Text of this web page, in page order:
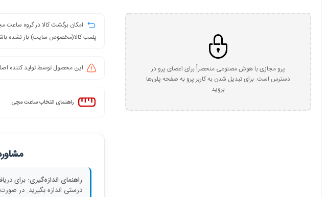
پرو مجازی با هوش مصنوعی منحصراً برای اعضای پرو در
دسترس است. برای تبدیل شدن به کاربر پرو به صفحه پلن‌ها
بروید
امکان برگشت کالا در گروه ساعت
پلمب کالا(مخصوص سایت) باز نشده
این محصول توسط تولید کننده
راهنمای انتخاب ساعت مچی
راهنمای اندازه‌گیری: برای
درستی اندازه بگیرید. در صورت